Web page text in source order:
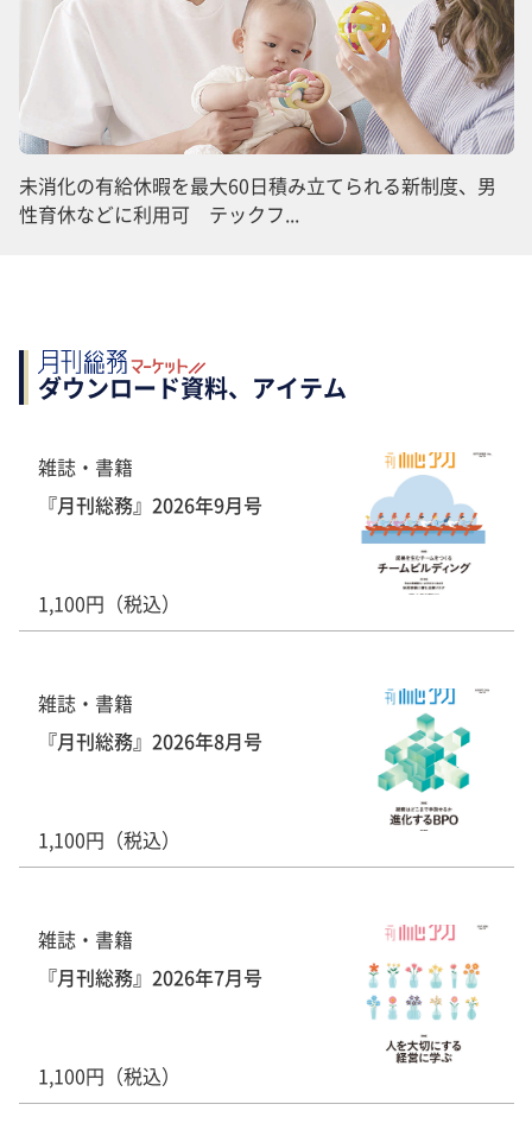
未消化の有給休暇を最大60日積み立てられる新制度、男
性育休などに利用可 テックフ...
ダウンロード資料、アイテム
雑誌・書籍
『月刊総務』2026年9月号
1,100円（税込）
雑誌・書籍
『月刊総務』2026年8月号
1,100円（税込）
雑誌・書籍
『月刊総務』2026年7月号
1,100円（税込）